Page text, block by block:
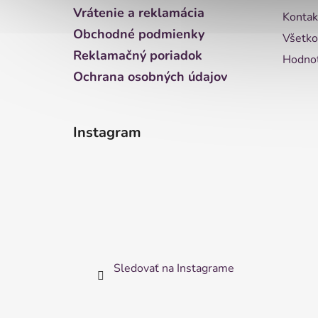
Vrátenie a reklamácia
Obchodné podmienky
Reklamačný poriadok
Ochrana osobných údajov
Instagram
Sledovať na Instagrame